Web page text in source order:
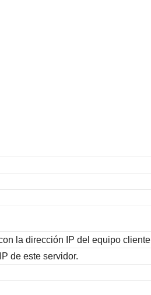
la dirección IP del equipo
de este servidor.